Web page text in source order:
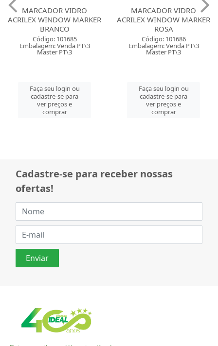
MARCADOR VIDRO
ACRILEX WINDOW MARKER
BRANCO
Código: 101685
Embalagem: Venda PT\3
Master PT\3
Faça seu login ou
cadastre-se para
ver preços e
comprar
MARCADOR VIDRO
ACRILEX WINDOW MARKER
ROSA
Código: 101686
Embalagem: Venda PT\3
Master PT\3
Faça seu login ou
cadastre-se para
ver preços e
comprar
Cadastre-se para receber nossas
ofertas!